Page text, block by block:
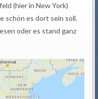
(hier in New York)
schön es dort sein soll.
oder es stand ganz